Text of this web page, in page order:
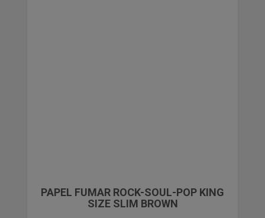
PAPEL FUMAR ROCK-SOUL-POP KING
SIZE SLIM BROWN